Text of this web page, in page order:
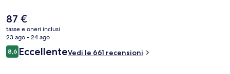
Il
prezzo
attuale
è
87 €
87 €
tasse e oneri inclusi
23 ago - 24 ago
Recensioni
8,68,6 su 10
EccellenteVedi le 661 recensioni